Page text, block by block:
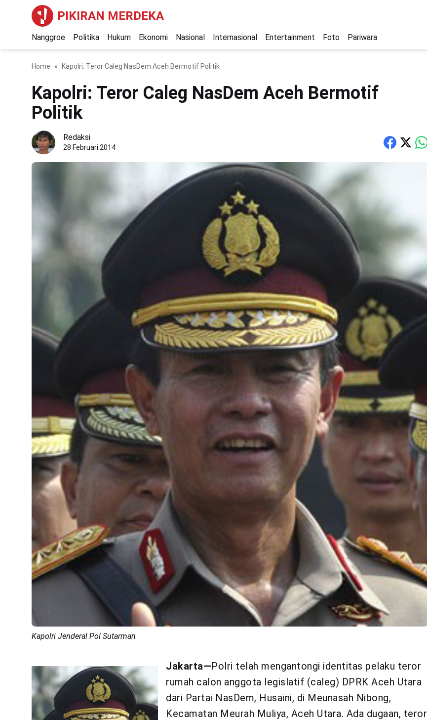
PIKIRAN MERDEKA
Nanggroe Politika Hukum Ekonomi Nasional Internasional Entertainment Foto Pariwara
Home Kapolri: Teror Caleg NasDem Aceh Bermotif Politik
Kapolri: Teror Caleg NasDem Aceh Bermotif
Politik
Redaksi
28 Februari 2014
Kapolri Jenderal Pol Sutarman
Jakarta—Polri telah mengantongi identitas pelaku teror
rumah calon anggota legislatif (caleg) DPRK Aceh Utara
dari Partai NasDem, Husaini, di Meunasah Nibong,
Kecamatan Meurah Muliya, Aceh Utara. Ada dugaan, teror